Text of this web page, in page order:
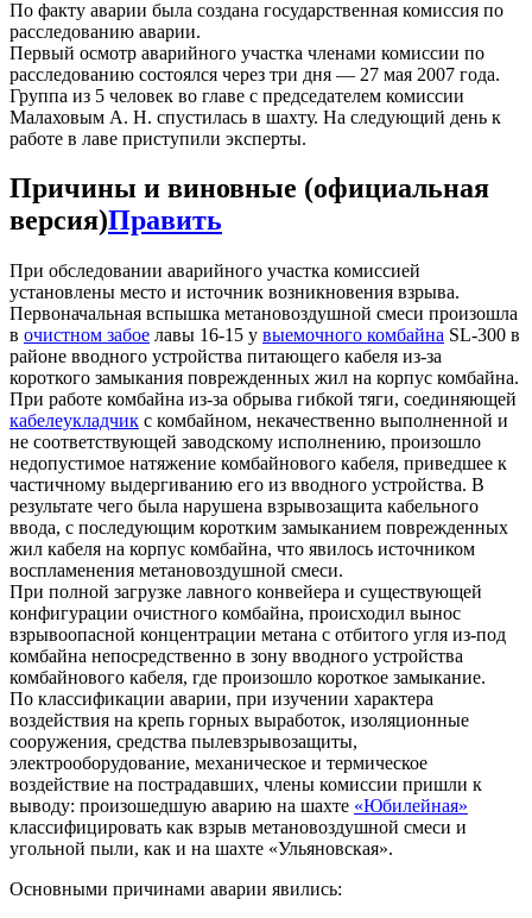
По факту аварии была создана государственная комиссия по
расследованию аварии.
Первый осмотр аварийного участка членами комиссии по
расследованию состоялся через три дня — 27 мая 2007 года.
Группа из 5 человек во главе с председателем комиссии
Малаховым А. Н. спустилась в шахту. На следующий день к
работе в лаве приступили эксперты.
Причины и виновные (официальная
версия)Править
При обследовании аварийного участка комиссией
установлены место и источник возникновения взрыва.
Первоначальная вспышка метановоздушной смеси произошла
в очистном забое лавы 16-15 у выемочного комбайна SL-300 в
районе вводного устройства питающего кабеля из-за
короткого замыкания поврежденных жил на корпус комбайна.
При работе комбайна из-за обрыва гибкой тяги, соединяющей
кабелеукладчик с комбайном, некачественно выполненной и
не соответствующей заводскому исполнению, произошло
недопустимое натяжение комбайнового кабеля, приведшее к
частичному выдергиванию его из вводного устройства. В
результате чего была нарушена взрывозащита кабельного
ввода, с последующим коротким замыканием поврежденных
жил кабеля на корпус комбайна, что явилось источником
воспламенения метановоздушной смеси.
При полной загрузке лавного конвейера и существующей
конфигурации очистного комбайна, происходил вынос
взрывоопасной концентрации метана с отбитого угля из-под
комбайна непосредственно в зону вводного устройства
комбайнового кабеля, где произошло короткое замыкание.
По классификации аварии, при изучении характера
воздействия на крепь горных выработок, изоляционные
сооружения, средства пылевзрывозащиты,
электрооборудование, механическое и термическое
воздействие на пострадавших, члены комиссии пришли к
выводу: произошедшую аварию на шахте «Юбилейная»
классифицировать как взрыв метановоздушной смеси и
угольной пыли, как и на шахте «Ульяновская».
Основными причинами аварии явились: